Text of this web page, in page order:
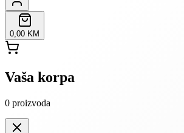
0,00 KM
Vaša korpa
0 proizvoda